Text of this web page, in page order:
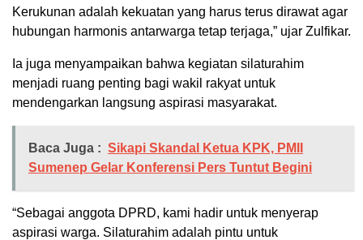
Kerukunan adalah kekuatan yang harus terus dirawat agar
hubungan harmonis antarwarga tetap terjaga,” ujar Zulfikar.
Ia juga menyampaikan bahwa kegiatan silaturahim
menjadi ruang penting bagi wakil rakyat untuk
mendengarkan langsung aspirasi masyarakat.
Baca Juga : Sikapi Skandal Ketua KPK, PMII
Sumenep Gelar Konferensi Pers Tuntut Begini
“Sebagai anggota DPRD, kami hadir untuk menyerap
aspirasi warga. Silaturahim adalah pintu untuk